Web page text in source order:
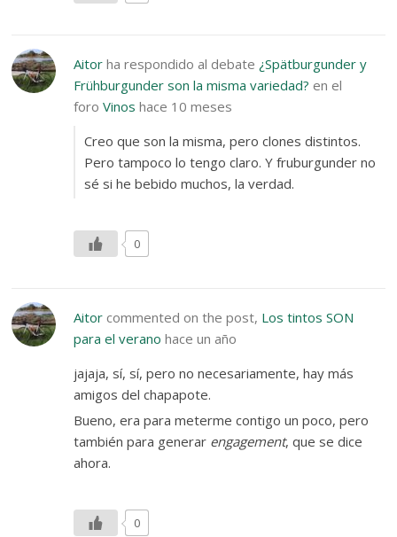
Aitor ha respondido al debate ¿Spätburgunder y
Frühburgunder son la misma variedad? en el
foroVinos hace 10 meses
Creo que son la misma, pero clones distintos.
Pero tampoco lo tengo claro. Y fruburgunder no
sé si he bebido muchos, la verdad.
0
Aitor commented on the post, Los tintos SON
para el verano hace un año
jajaja, sí, sí, pero no necesariamente, hay más
amigos del chapapote.
Bueno, era para meterme contigo un poco, pero
también para generar engagement, que se dice
ahora.
0